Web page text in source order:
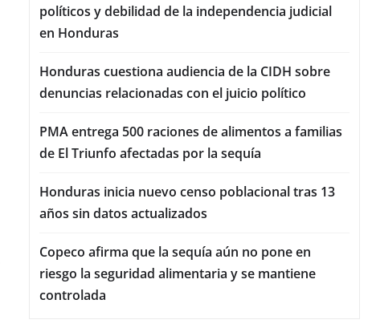
políticos y debilidad de la independencia judicial
en Honduras
Honduras cuestiona audiencia de la CIDH sobre
denuncias relacionadas con el juicio político
PMA entrega 500 raciones de alimentos a familias
de El Triunfo afectadas por la sequía
Honduras inicia nuevo censo poblacional tras 13
años sin datos actualizados
Copeco afirma que la sequía aún no pone en
riesgo la seguridad alimentaria y se mantiene
controlada